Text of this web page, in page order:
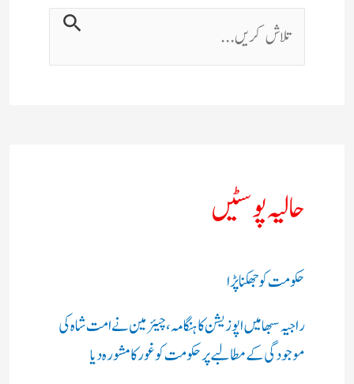
حالیہ پوسٹیں
حکومت کو جھکنا پڑا
راجیہ سبھا میں اپوزیشن کا ہنگامہ، چیئرمین نے امت شاہ کی
موجودگی کے مطالبے پر حکومت کو غور کا مشورہ دیا